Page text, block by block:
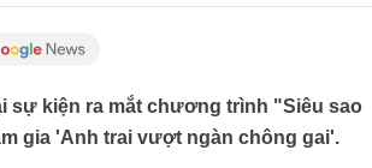
sự kiện ra mắt chương trình "Siêu sao
gia 'Anh trai vượt ngàn chông gai'.